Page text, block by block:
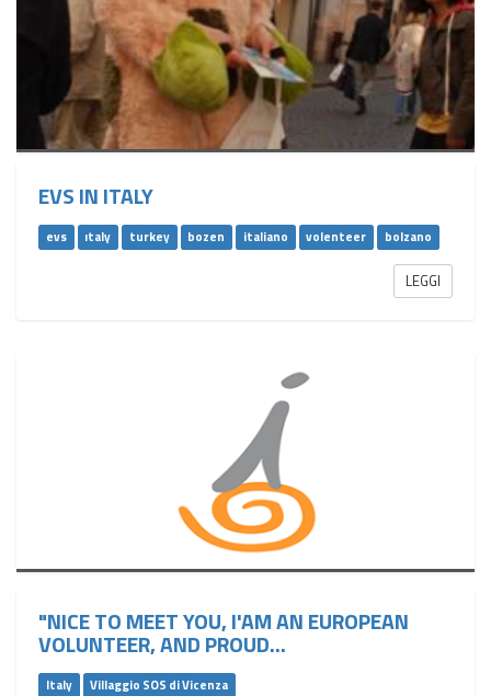
EVS IN ITALY
evs ıtaly turkey bozen italiano volenteer bolzano
LEGGI
"NICE TO MEET YOU, I'AM AN EUROPEAN
VOLUNTEER, AND PROUD...
Italy Villaggio SOS di Vicenza